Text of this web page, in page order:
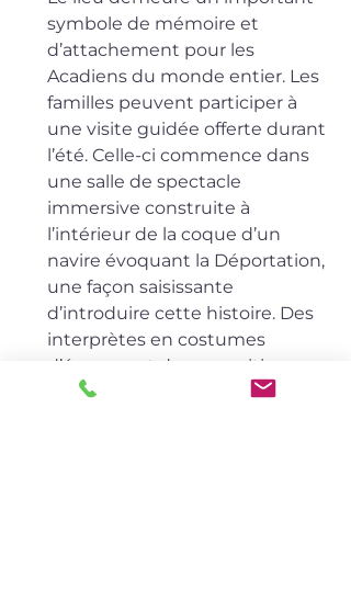
symbole de mémoire et
d’attachement pour les
Acadiens du monde entier. Les
familles peuvent participer à
une visite guidée offerte durant
l’été. Celle-ci commence dans
une salle de spectacle
immersive construite à
l’intérieur de la coque d’un
navire évoquant la Déportation,
une façon saisissante
d’introduire cette histoire. Des
interprètes en costumes
d’époque et des expositions
captivantes rendent le contenu